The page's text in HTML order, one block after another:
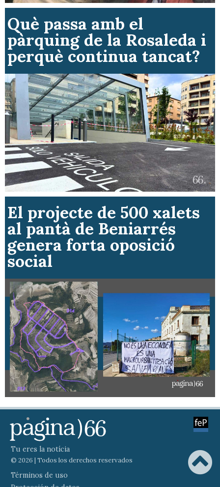
Què passa amb el
pàrquing de la Rosaleda i
perquè continua tancat?
El projecte de 500 xalets
al pantà de Beniarrés
genera forta oposició
social
Tu eres la notícia
© 2026 | Todos los derechos reservados
Términos de uso